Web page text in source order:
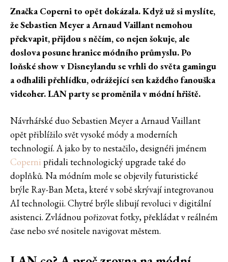
Značka Coperni to opět dokázala. Když už si myslíte,
že Sebastien Meyer a Arnaud Vaillant nemohou
překvapit, přijdou s něčím, co nejen šokuje, ale
doslova posune hranice módního průmyslu. Po
loňské show v Disneylandu se vrhli do světa gamingu
a odhalili přehlídku, odrážející sen každého fanouška
videoher. LAN party se proměnila v módní hřiště.
Návrhářské duo Sebastien Meyer a Arnaud Vaillant
opět přiblížilo svět vysoké módy a moderních
technologií. A jako by to nestačilo, designéři jménem
Coperni přidali technologický upgrade také do
doplňků. Na módním mole se objevily futuristické
brýle Ray-Ban Meta, které v sobě skrývají integrovanou
AI technologii. Chytré brýle slibují revoluci v digitální
asistenci. Zvládnou pořizovat fotky, překládat v reálném
čase nebo své nositele navigovat městem.